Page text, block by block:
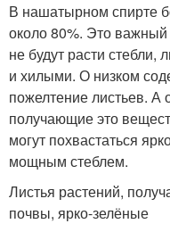
В нашатырном спирте
около 80%. Это важный
не будут расти стебли,
и хилыми. О низком
пожелтение листьев. А
получающие это
могут похвастаться
мощным стеблем.
Листья растений,
почвы, ярко-зелёные